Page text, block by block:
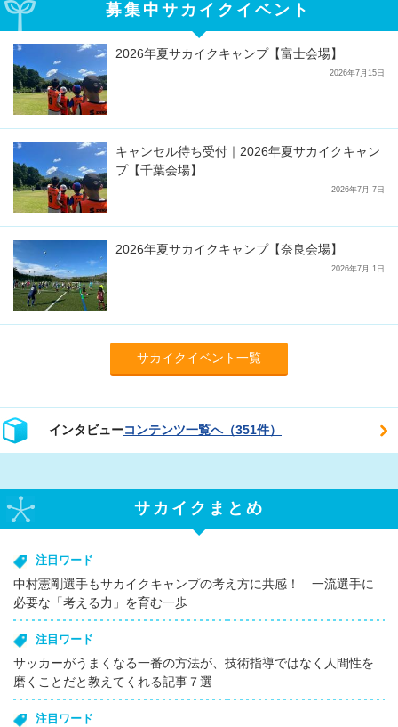
募集中サカイクイベント
2026年夏サカイクキャンプ【富士会場】
2026年7月15日
キャンセル待ち受付｜2026年夏サカイクキャン
プ【千葉会場】
2026年7月 7日
2026年夏サカイクキャンプ【奈良会場】
2026年7月 1日
サカイクイベント一覧
インタビューコンテンツ一覧へ（351件）
サカイクまとめ
注目ワード
中村憲剛選手もサカイクキャンプの考え方に共感！ 一流選手に
必要な「考える力」を育む一歩
注目ワード
サッカーがうまくなる一番の方法が、技術指導ではなく人間性を
磨くことだと教えてくれる記事７選
注目ワード